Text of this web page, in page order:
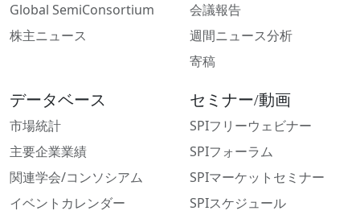
Global SemiConsortium
株主ニュース
会議報告
週間ニュース分析
寄稿
データベース
市場統計
主要企業業績
関連学会/コンソシアム
イベントカレンダー
セミナー/動画
SPIフリーウェビナー
SPIフォーラム
SPIマーケットセミナー
SPIスケジュール